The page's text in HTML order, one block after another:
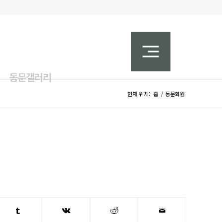
동문갤러리
현재 위치: 홈 / 동문회원